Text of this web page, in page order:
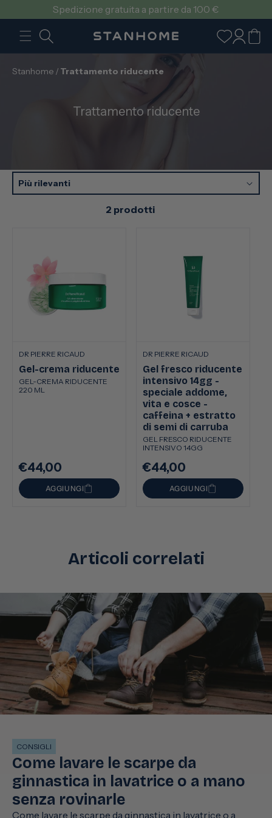
DIRETTAMENTESpedizione gratuita a partire da 100 €
Accedi
Carrello
Stanhome / Trattamento riducente
C
e
i
Trattamento riducente
Più rilevanti
2 prodotti
DR PIERRE RICAUD
Gel-crema riducente
GEL-CREMA RIDUCENTE
220 ML
Prezzo
di
listino
€44,00
AGGIUNGI
DR PIERRE RICAUD
Gel fresco riducente
intensivo 14gg -
speciale addome,
vita e cosce -
caffeina + estratto
di semi di carruba
GEL FRESCO RIDUCENTE
INTENSIVO 14GG
Prezzo
di
listino
€44,00
AGGIUNGI
Articoli correlati
CONSIGLI
Come lavare le scarpe da
ginnastica in lavatrice o a mano
senza rovinarle
Come lavare le scarpe da ginnastica in lavatrice o a